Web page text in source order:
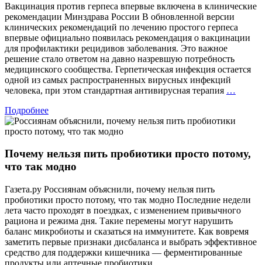
Вакцинация против герпеса впервые включена в клинические
рекомендации Минздрава России В обновленной версии
клинических рекомендаций по лечению простого герпеса
впервые официально появилась рекомендация о вакцинации
для профилактики рецидивов заболевания. Это важное
решение стало ответом на давно назревшую потребность
медицинского сообщества. Герпетическая инфекция остается
одной из самых распространенных вирусных инфекций
человека, при этом стандартная антивирусная терапия …
Подробнее
Почему нельзя пить пробиотики просто потому,
что так модно
Газета.ру Россиянам объяснили, почему нельзя пить
пробиотики просто потому, что так модно Последние недели
лета часто проходят в поездках, с изменением привычного
рациона и режима дня. Такие перемены могут нарушить
баланс микробиоты и сказаться на иммунитете. Как вовремя
заметить первые признаки дисбаланса и выбрать эффективное
средство для поддержки кишечника — ферментированные
продукты или аптечные пробиотики